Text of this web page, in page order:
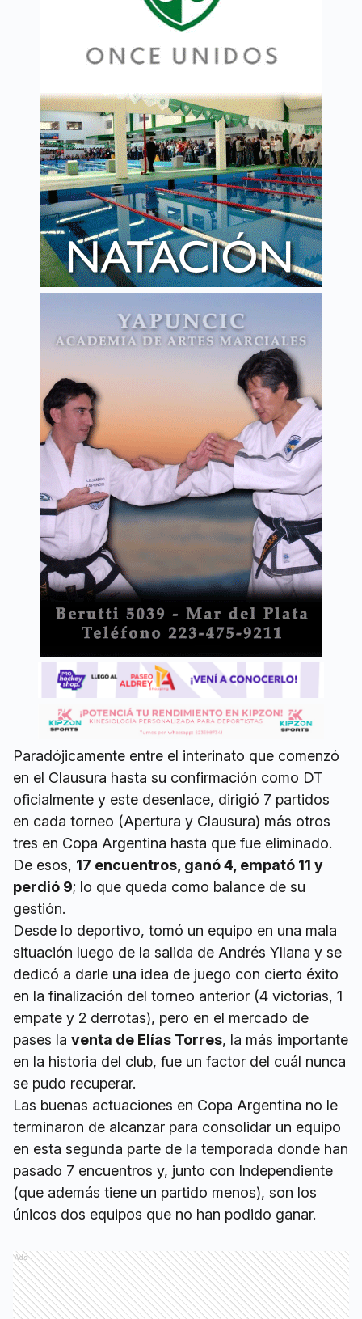
Paradójicamente entre el interinato que comenzó
en el Clausura hasta su confirmación como DT
oficialmente y este desenlace, dirigió 7 partidos
en cada torneo (Apertura y Clausura) más otros
tres en Copa Argentina hasta que fue eliminado.
De esos, 17 encuentros, ganó 4, empató 11 y
perdió 9; lo que queda como balance de su
gestión.
Desde lo deportivo, tomó un equipo en una mala
situación luego de la salida de Andrés Yllana y se
dedicó a darle una idea de juego con cierto éxito
en la finalización del torneo anterior (4 victorias, 1
empate y 2 derrotas), pero en el mercado de
pases la venta de Elías Torres, la más importante
en la historia del club, fue un factor del cuál nunca
se pudo recuperar.
Las buenas actuaciones en Copa Argentina no le
terminaron de alcanzar para consolidar un equipo
en esta segunda parte de la temporada donde han
pasado 7 encuentros y, junto con Independiente
(que además tiene un partido menos), son los
únicos dos equipos que no han podido ganar.
Ads